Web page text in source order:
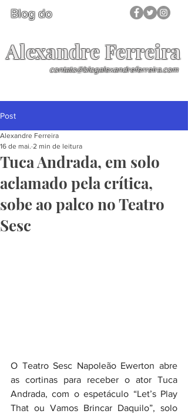
Blog do
Alexandre Ferreira
contato@blogalexandreferreira.com
Post
Tuca Andrada, em solo
aclamado pela crítica,
sobe ao palco no Teatro
Sesc
Alexandre Ferreira
16 de mai. 2 min de leitura
O Teatro Sesc Napoleão Ewerton abre
as cortinas para receber o ator Tuca
Andrada, com o espetáculo “Let’s Play
That ou Vamos Brincar Daquilo”, solo